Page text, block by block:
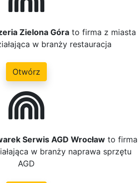
Zielona Górato firma z miasta
w branży restauracja
Otwórz
Serwis AGD Wrocław to firma
w branży naprawa sprzętu
AGD